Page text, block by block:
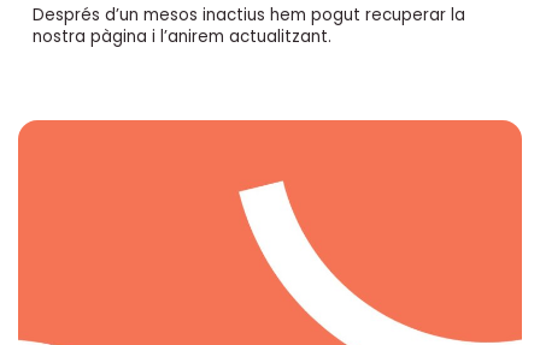
Després d’un mesos inactius hem pogut recuperar la
nostra pàgina i l’anirem actualitzant.